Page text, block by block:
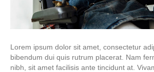
Lorem ipsum dolor sit amet, consectetur
bibendum dui quis rutrum placerat. Nam
nibh, sit amet facilisis ante tincidunt at.